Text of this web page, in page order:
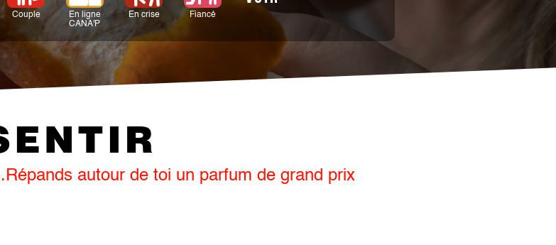
Couple
En ligne
CANA'P
En crise Fiancé
autour de toi un parfum de grand prix